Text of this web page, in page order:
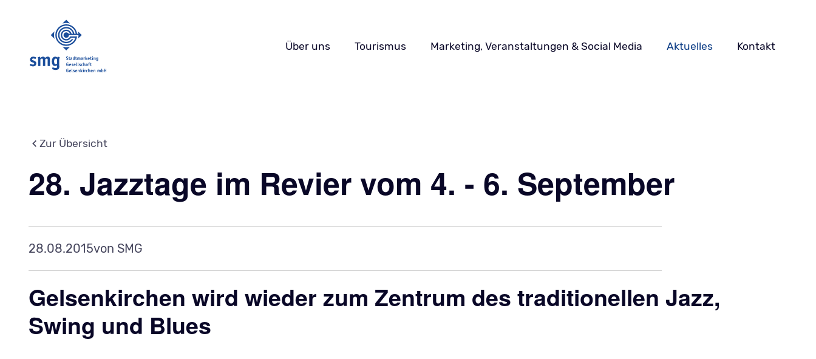
Navigation
Über uns Tourismus Marketing, Veranstaltungen & Social Media Aktuelles Kontakt
28. Jazztage im Revier vom 4. - 6. September
28.08.2015von SMG
Gelsenkirchen wird wieder zum Zentrum des traditionellen Jazz,
Swing und Blues
Zur Übersicht